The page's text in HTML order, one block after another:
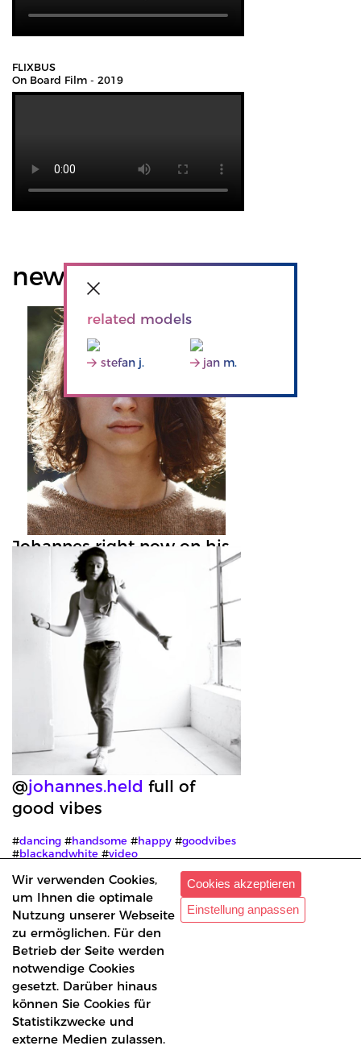
FLIXBUS
On Board Film - 2019
related models
stefan j. jan m.
news
Johannes right now on his
way to L.A.
He's living the California Lifestyle for a
month 🌴🌊☀️. @johannes.held
newfaces#
motheragency
brodybookings #losangeles
internationalmodel
@johannes.held full of
good vibes
#dancing #handsome #happy #goodvibes
#blackandwhite #video
Johannes
Wir verwenden Cookies,
um Ihnen die optimale
Nutzung unserer Webseite
zu ermöglichen. Für den
Betrieb der Seite werden
notwendige Cookies
gesetzt. Darüber hinaus
können Sie Cookies für
Statistikzwecke und
externe Medien zulassen.
Cookies akzeptieren
Einstellung anpassen